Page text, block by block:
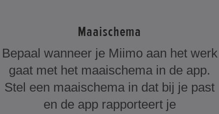
Maaischema
Bepaal wanneer je Miimo aan het werk
gaat met het maaischema in de app.
Stel een maaischema in dat bij je past
en de app rapporteert je